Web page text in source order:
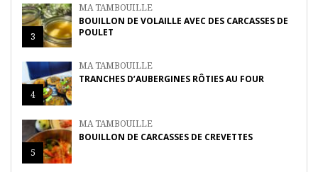
3
MA TAMBOUILLE
BOUILLON DE VOLAILLE AVEC DES CARCASSES DE
POULET
4
MA TAMBOUILLE
TRANCHES D’AUBERGINES RÔTIES AU FOUR
5
MA TAMBOUILLE
BOUILLON DE CARCASSES DE CREVETTES